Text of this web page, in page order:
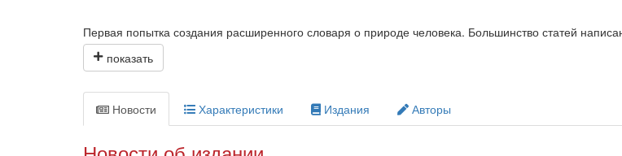
Первая попытка создания расширенного словаря о природе человека. Большинство статей
различных областях научного знания (анатомии, физиологии, биохимии, психологии) и призваны
сущности человека, информировать о физиологических, биохимических и психологических
Будет полезен не только специалистам, студентам и преподавателям педагогических учебных
вузов, но и всем, кто интересуется проблемами природы человека.
Новости Характеристики Издания Авторы